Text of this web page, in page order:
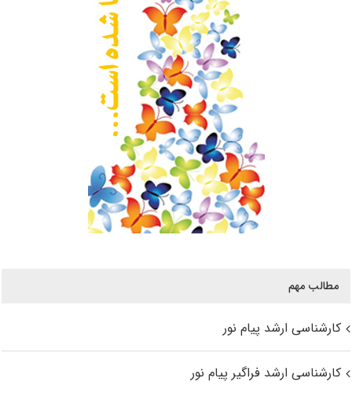
مطالب مهم
کارشناسی ارشد پیام نور
کارشناسی ارشد فراگیر پیام نور